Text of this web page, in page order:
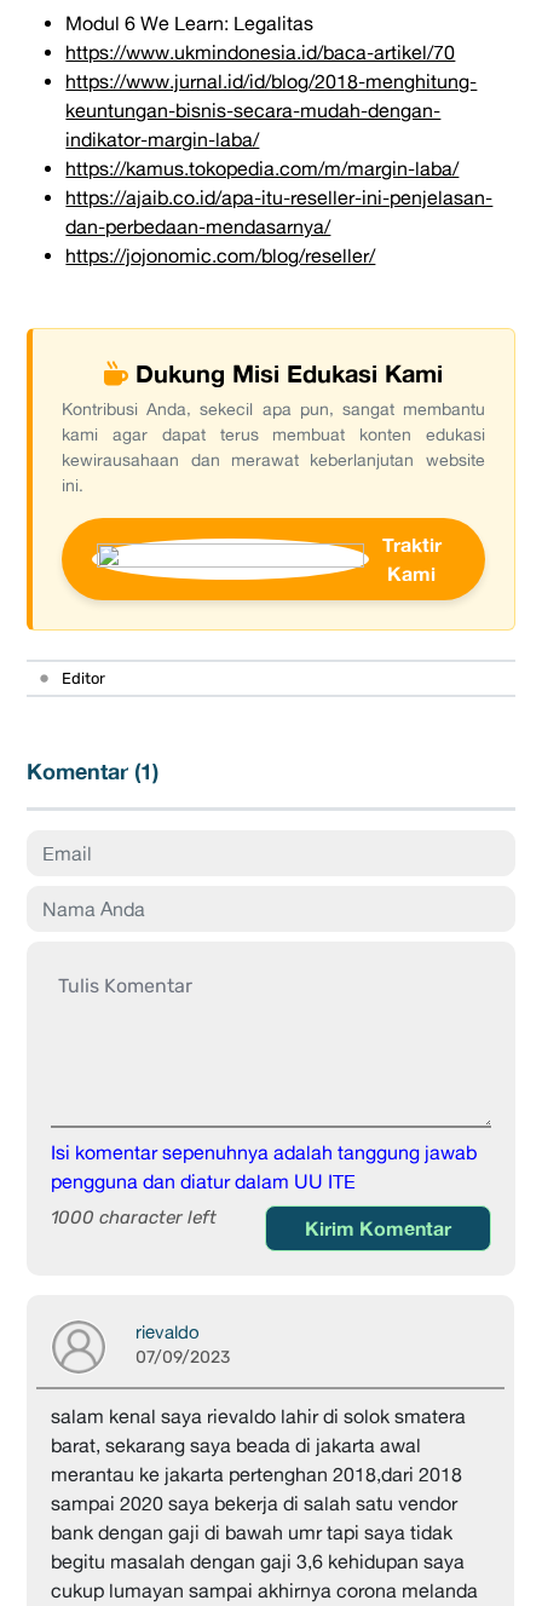
Modul 6 We Learn: Legalitas
https://www.ukmindonesia.id/baca-artikel/70
https://www.jurnal.id/id/blog/2018-menghitung-
keuntungan-bisnis-secara-mudah-dengan-
indikator-margin-laba/
https://kamus.tokopedia.com/m/margin-laba/
https://ajaib.co.id/apa-itu-reseller-ini-penjelasan-
dan-perbedaan-mendasarnya/
https://jojonomic.com/blog/reseller/
Dukung Misi Edukasi Kami
Kontribusi Anda, sekecil apa pun, sangat membantu
kami agar dapat terus membuat konten edukasi
kewirausahaan dan merawat keberlanjutan website
ini.
Traktir
Kami
• Editor
Komentar (1)
Isi komentar sepenuhnya adalah tanggung jawab
pengguna dan diatur dalam UU ITE
1000 character left Kirim Komentar
rievaldo
07/09/2023
salam kenal saya rievaldo lahir di solok smatera
barat, sekarang saya beada di jakarta awal
merantau ke jakarta pertenghan 2018,dari 2018
sampai 2020 saya bekerja di salah satu vendor
bank dengan gaji di bawah umr tapi saya tidak
begitu masalah dengan gaji 3,6 kehidupan saya
cukup lumayan sampai akhirnya corona melanda